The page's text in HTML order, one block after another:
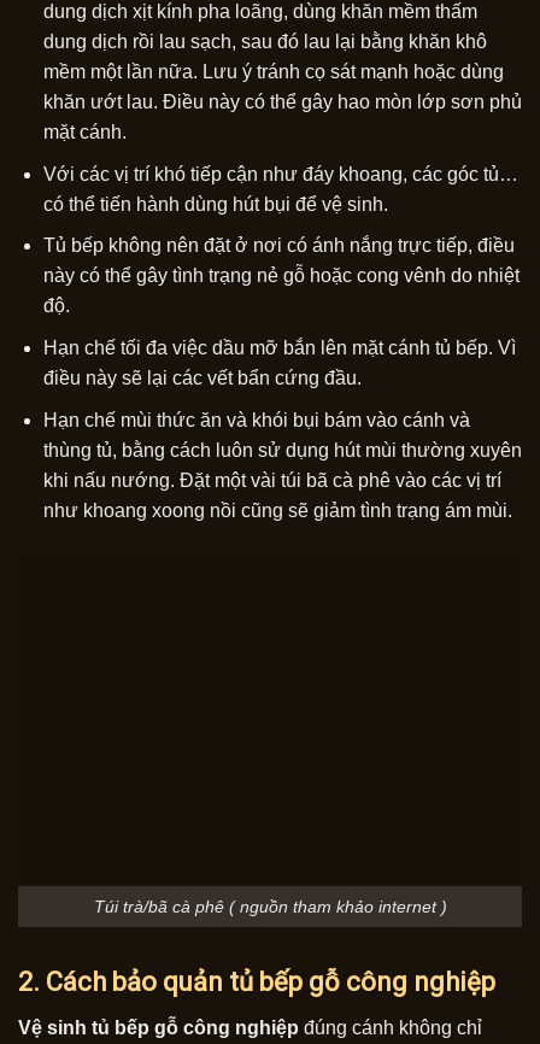
dung dịch xịt kính pha loãng, dùng khăn mềm thấm
dung dịch rồi lau sạch, sau đó lau lại bằng khăn khô
mềm một lần nữa. Lưu ý tránh cọ sát mạnh hoặc dùng
khăn ướt lau. Điều này có thể gây hao mòn lớp sơn phủ
mặt cánh.
Với các vị trí khó tiếp cận như đáy khoang, các góc tủ…
có thể tiến hành dùng hút bụi để vệ sinh.
Tủ bếp không nên đặt ở nơi có ánh nắng trực tiếp, điều
này có thể gây tình trạng nẻ gỗ hoặc cong vênh do nhiệt
độ.
Hạn chế tối đa việc dầu mỡ bắn lên mặt cánh tủ bếp. Vì
điều này sẽ lại các vết bẩn cứng đầu.
Hạn chế mùi thức ăn và khói bụi bám vào cánh và
thùng tủ, bằng cách luôn sử dụng hút mùi thường xuyên
khi nấu nướng. Đặt một vài túi bã cà phê vào các vị trí
như khoang xoong nồi cũng sẽ giảm tình trạng ám mùi.
Túi trà/bã cà phê ( nguồn tham khảo internet )
2. Cách bảo quản tủ bếp gỗ công nghiệp
Vệ sinh tủ bếp gỗ công nghiệp đúng cánh không chỉ